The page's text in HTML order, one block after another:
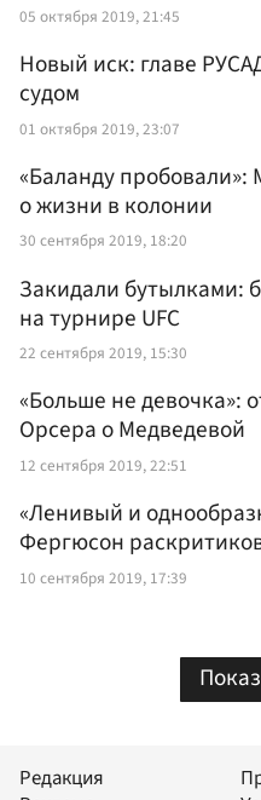
05 октября 2019, 21:45
Новый иск: главе
судом
01 октября 2019, 23:07
«Баланду пробовали»:
о жизни в колонии
30 сентября 2019, 18:20
Закидали бутылками:
на турнире UFC
22 сентября 2019, 15:30
«Больше не девочка»:
Орсера о Медведевой
12 сентября 2019, 22:51
«Ленивый и
Фергюсон
10 сентября 2019, 17:39
Редакция